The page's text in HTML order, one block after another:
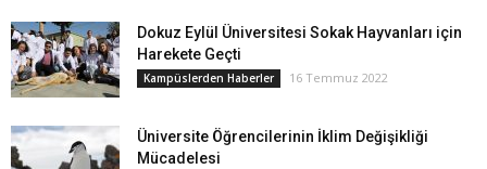
Dokuz Eylül Üniversitesi Sokak Hayvanları için
Harekete Geçti
Kampüslerden Haberler 16 Temmuz 2022
Üniversite Öğrencilerinin İklim Değişikliği
Mücadelesi